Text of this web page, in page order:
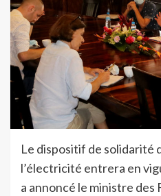
Le dispositif de solidarité
l’électricité entrera en
a annoncé le ministre des